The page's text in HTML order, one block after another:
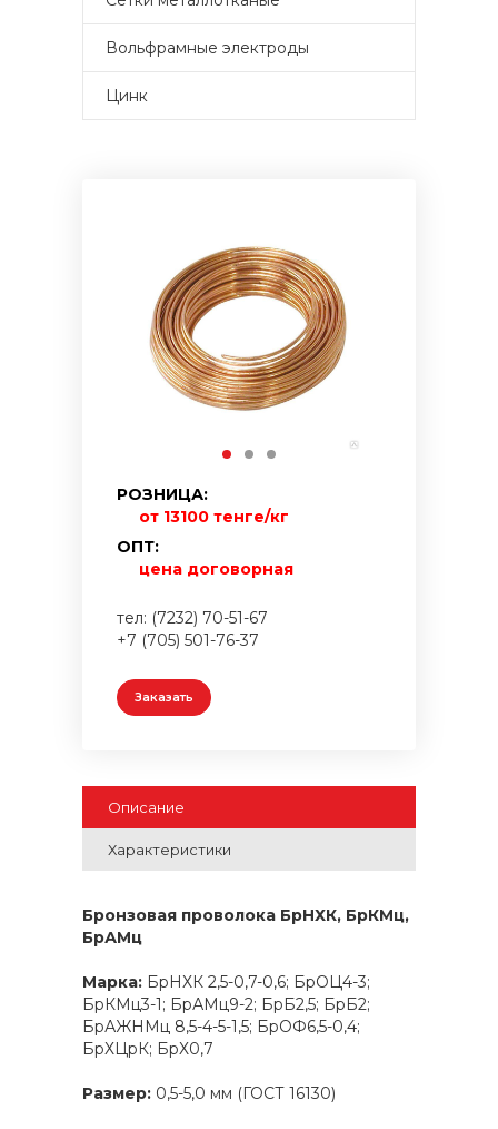
Вольфрамные электроды
Цинк
РОЗНИЦА:
от 13100 тенге/кг
ОПТ:
цена договорная
тел: (7232) 70-51-67
+7 (705) 501-76-37
Заказать
Описание
Характеристики
Бронзовая проволока БрНХК, БрКМц,
БрАМц
Марка: БрНХК 2,5-0,7-0,6; БрОЦ4-3;
БрКМц3-1; БрАМц9-2; БрБ2,5; БрБ2;
БрАЖНМц 8,5-4-5-1,5; БрОФ6,5-0,4;
БрХЦрК; БрХ0,7
Размер: 0,5-5,0 мм (ГОСТ 16130)